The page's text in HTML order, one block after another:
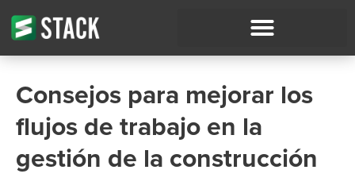
Consejos para mejorar los
flujos de trabajo en la
gestión de la construcción